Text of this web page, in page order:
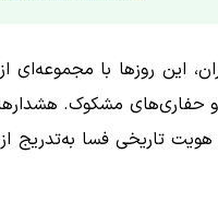
این روزها با مجموعه‌ای
حفاری‌های مشکوک.
هویت تاریخی فسا